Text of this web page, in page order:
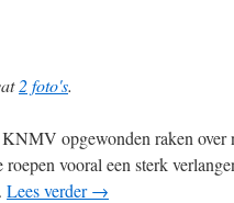
2 foto's.
KNMV opgewonden raken over
vooral een sterk
Lees verder→